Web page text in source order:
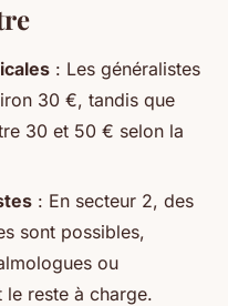
: Les généralistes
30 €, tandis que
30 et 50 € selon la
: En secteur 2, des
sont possibles,
ou
reste à charge.